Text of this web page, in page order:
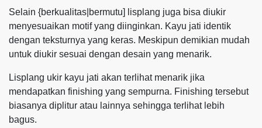
Selain {berkualitas|bermutu] lisplang juga bisa diukir
menyesuaikan motif yang diinginkan. Kayu jati identik
dengan teksturnya yang keras. Meskipun demikian mudah
untuk diukir sesuai dengan desain yang menarik.
Lisplang ukir kayu jati akan terlihat menarik jika
mendapatkan finishing yang sempurna. Finishing tersebut
biasanya diplitur atau lainnya sehingga terlihat lebih
bagus.